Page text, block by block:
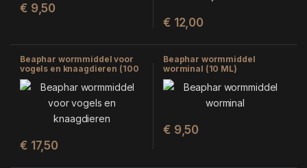
€ 9,50
€ 12,00
Beaphar wormmiddel voor
vogels en knaagdieren (100
ML)
€ 17,50
Beaphar wormmiddel
worminal (10 ML)
€ 9,50